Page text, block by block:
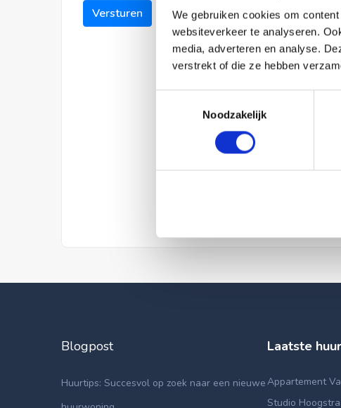
We gebruiken cookies om
websiteverkeer te analyseren.
media, adverteren en analyse.
verstrekt of die ze hebben
Noodzakelijk
Versturen
Blogpost
Huurtips: Succesvol op zoek naar een nieuwe
Laatste
Appartement
Studio